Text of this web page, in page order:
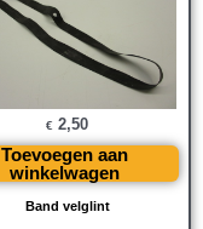
Band velglint
€ 2,50
Toevoegen aan
winkelwagen